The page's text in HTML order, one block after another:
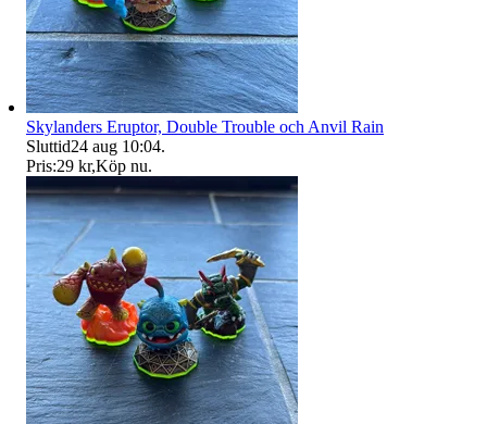
Skylanders Eruptor, Double Trouble och Anvil Rain
Sluttid24 aug 10:04.
Pris:29 kr,Köp nu.